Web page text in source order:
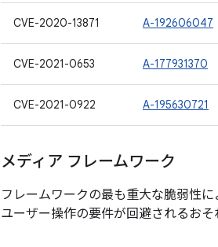
CVE-2020-13871 A-192606047
CVE-2021-0653 A-177931370
CVE-2021-0922 A-195630721
メディア フレームワーク
フレームワークの最も重大な脆弱性
ユーザー操作の要件が回避されるおそ